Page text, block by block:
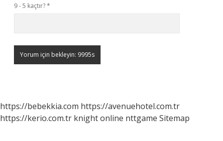
9 - 5 kaçtır?*
https://bebekkia.com https://avenuehotel.com.tr
https://kerio.com.tr knight online nttgame Sitemap